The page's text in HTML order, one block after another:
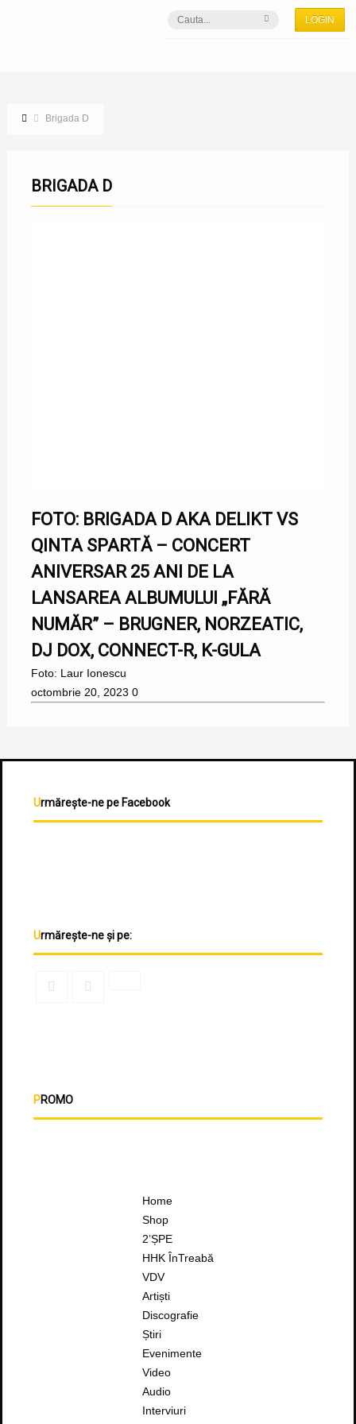
LOGIN
Brigada D
BRIGADA D
FOTO: BRIGADA D AKA DELIKT VS
QINTA SPARTĂ – CONCERT
ANIVERSAR 25 ANI DE LA
LANSAREA ALBUMULUI „FĂRĂ
NUMĂR” – BRUGNER, NORZEATIC,
DJ DOX, CONNECT-R, K-GULA
Foto: Laur Ionescu
octombrie 20, 2023 0
Urmărește-ne pe Facebook
Urmărește-ne și pe:
PROMO
Home
Shop
2’ȘPE
HHK ÎnTreabă
VDV
Artiști
Discografie
Știri
Evenimente
Video
Audio
Interviuri